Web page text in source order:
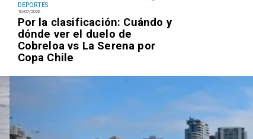
DEPORTES
10/07/2026
Por la clasificación: Cuándo y
dónde ver el duelo de
Cobreloa vs La Serena por
Copa Chile